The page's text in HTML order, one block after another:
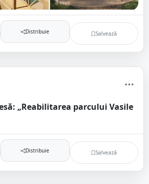
Distribuie Salvează
„Reabilitarea parcului Vasile
Distribuie Salvează